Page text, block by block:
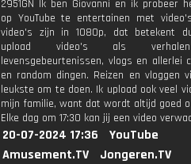
2951GN Ik ben Giovanni en ik probeer
op YouTube te entertainen met
video's zijn in 1080p, dat betekent
upload video's als
levensgebeurtenissen, vlogs en allerlei
en random dingen. Reizen en vloggen
leukste om te doen. Ik upload ook veel
mijn familie, want dat wordt altijd goed
Elke dag om 17:30 kan jij een video
20-07-2024 17:36
YouTube
Amusement.TV
Jongeren.TV